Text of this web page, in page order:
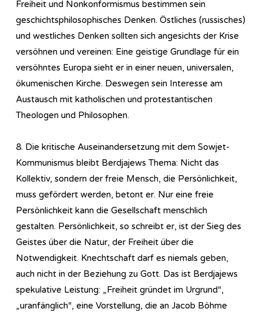
Freiheit und Nonkonformismus bestimmen sein
geschichtsphilosophisches Denken. Östliches (russisches)
und westliches Denken sollten sich angesichts der Krise
versöhnen und vereinen: Eine geistige Grundlage für ein
versöhntes Europa sieht er in einer neuen, universalen,
ökumenischen Kirche. Deswegen sein Interesse am
Austausch mit katholischen und protestantischen
Theologen und Philosophen.
8. Die kritische Auseinandersetzung mit dem Sowjet-
Kommunismus bleibt Berdjajews Thema: Nicht das
Kollektiv, sondern der freie Mensch, die Persönlichkeit,
muss gefördert werden, betont er. Nur eine freie
Persönlichkeit kann die Gesellschaft menschlich
gestalten. Persönlichkeit, so schreibt er, ist der Sieg des
Geistes über die Natur, der Freiheit über die
Notwendigkeit. Knechtschaft darf es niemals geben,
auch nicht in der Beziehung zu Gott. Das ist Berdjajews
spekulative Leistung: „Freiheit gründet im Urgrund“,
„uranfänglich“, eine Vorstellung, die an Jacob Böhme